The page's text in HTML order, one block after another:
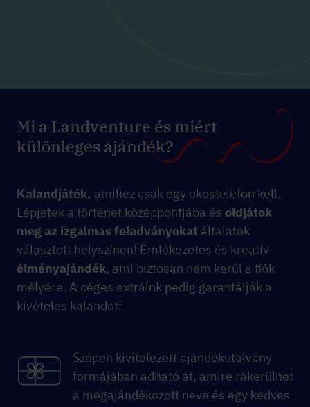
Mi a Landventure és miért
különleges ajándék?
Kalandjáték, amihez csak egy okostelefon kell.
Lépjetek a történet középpontjába és oldjátok
meg az izgalmas feladványokat általatok
választott helyszínen! Emlékezetes és kreatív
élményajándék, ami biztosan nem kerül a fiók
mélyére. A céges extráink pedig garantálják a
kivételes kalandot!
Szépen kivitelezett ajándékutalvány
formájában adható át, amire rákerülhet
a megajándékozott neve és egy kedves